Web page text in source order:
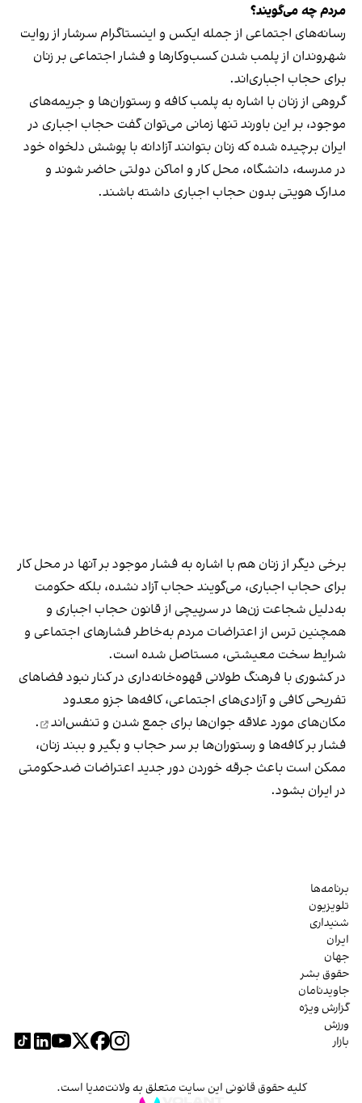
مردم چه می‌گویند؟
رسانه‎‌های اجتماعی از جمله ایکس و اینستاگرام سرشار از روایت
شهروندان از پلمب شدن کسب‌وکارها و فشار اجتماعی بر زنان
برای حجاب اجباری‌اند.
گروهی از زنان با اشاره به پلمب کافه و رستوران‌ها و جریمه‌های
موجود، بر این باورند تنها زمانی می‌توان گفت حجاب اجباری در
ایران برچیده شده که زنان بتوانند آزادانه با پوشش دلخواه خود
در مدرسه، دانشگاه، محل کار و اماکن دولتی حاضر شوند و
مدارک هویتی بدون حجاب اجباری داشته باشند.
برخی دیگر از زنان هم با اشاره به فشار موجود بر آنها در محل کار
برای حجاب اجباری، می‌گویند حجاب آزاد نشده، بلکه حکومت
به‌دلیل شجاعت زن‌ها در سرپیچی از قانون حجاب اجباری و
همچنین ترس از اعتراضات مردم به‌خاطر فشارهای اجتماعی و
شرایط سخت معیشتی، مستاصل شده است.
در کشوری با فرهنگ طولانی قهوه‌‌خانه‌داری در کنار نبود فضاهای
تفریحی کافی و آزادی‌های اجتماعی، کافه‌ها جزو معدود
مکان‌های مورد علاقه جوان‌ها برای جمع شدن و تنفس‌اند
.
فشار بر کافه‌ها و رستوران‌ها بر سر حجاب و بگیر و ببند زنان،
ممکن است باعث جرقه خوردن دور جدید اعتراضات ضدحکومتی
در ایران بشود.
برنامه‌ها
تلویزیون
شنیداری
ایران
جهان
حقوق بشر
جاویدنامان
گزارش ویژه
ورزش
بازار
کلیه حقوق قانونی این سایت متعلق به ولانت‌مدیا است.